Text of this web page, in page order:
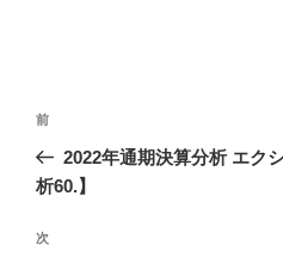
投
ナ
ゲ
前
の
投
前
2022年通期決算分析 エク
析60.】
次
次